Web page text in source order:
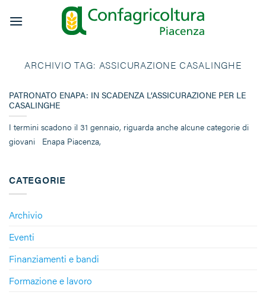
ARCHIVIO TAG: ASSICURAZIONE CASALINGHE
CATEGORIE
Archivio
Eventi
Finanziamenti e bandi
Formazione e lavoro
PATRONATO ENAPA: IN SCADENZA L’ASSICURAZIONE PER LE
CASALINGHE
I termini scadono il 31 gennaio, riguarda anche alcune categorie di
giovani Enapa Piacenza,